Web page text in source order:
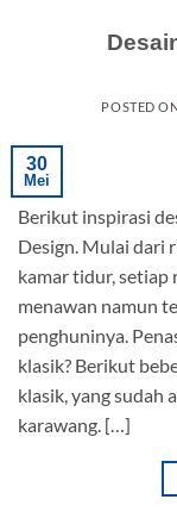
POSTED
30
Mei
Berikut inspirasi
Design. Mulai dari
kamar tidur, setiap
menawan namun
penghuninya.
klasik? Berikut
klasik, yang sudah
karawang. […]